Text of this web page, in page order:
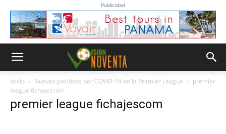
Publicidad
Inicio Nuevos positivos por COVID-19 en la Premier League
premier
league fichajescom
premier league fichajescom